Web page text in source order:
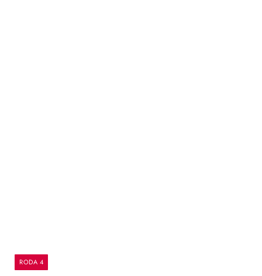
RODA 4